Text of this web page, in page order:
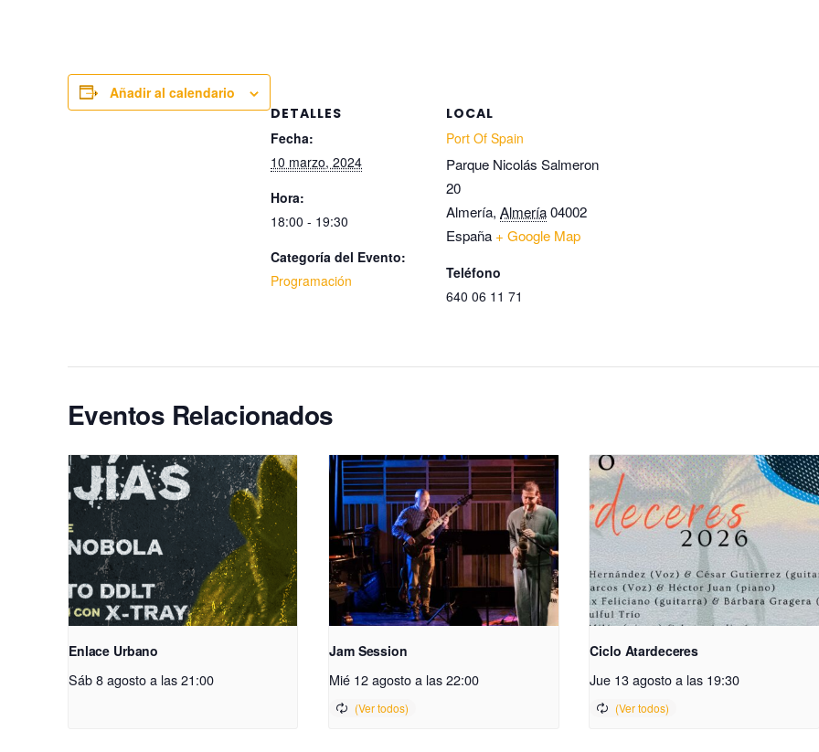
Añadir al calendario
DETALLES
Fecha:
10 marzo, 2024
Hora:
18:00 - 19:30
Categoría del Evento:
Programación
LOCAL
Port Of Spain
Parque Nicolás Salmeron
20
Almería, Almería04002
España + Google Map
Teléfono
640 06 11 71
Eventos Relacionados
Enlace Urbano
Sáb 8 agosto a las 21:00
Jam Session
Mié 12 agosto a las 22:00
Ciclo Atardeceres
Jue 13 agosto a las 19:30